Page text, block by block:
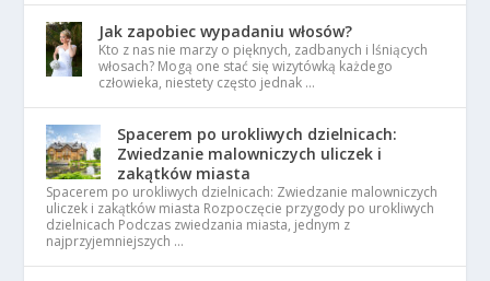
Jak zapobiec wypadaniu włosów?
Kto z nas nie marzy o pięknych, zadbanych i lśniących
włosach? Mogą one stać się wizytówką każdego
człowieka, niestety często jednak …
Spacerem po urokliwych dzielnicach:
Zwiedzanie malowniczych uliczek i
zakątków miasta
Spacerem po urokliwych dzielnicach: Zwiedzanie malowniczych
uliczek i zakątków miasta Rozpoczęcie przygody po urokliwych
dzielnicach Podczas zwiedzania miasta, jednym z
najprzyjemniejszych …